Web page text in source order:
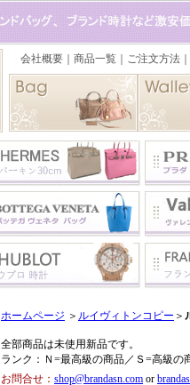
ホームページ ＞ ルイヴィトンコピー ＞
全部商品は未使用新品です。
ランク：Ｎ=最高級の商品／Ｓ=高級の
お問合せ： shop@brandasn.com or